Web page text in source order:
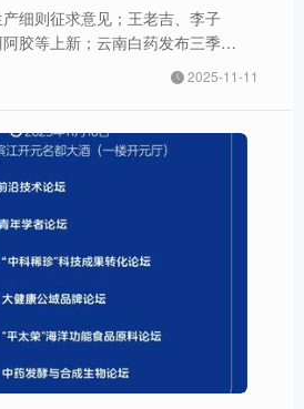
细则征求意见；王老吉、李子
胶等上新；云南白药发布三季度
2025-11-11